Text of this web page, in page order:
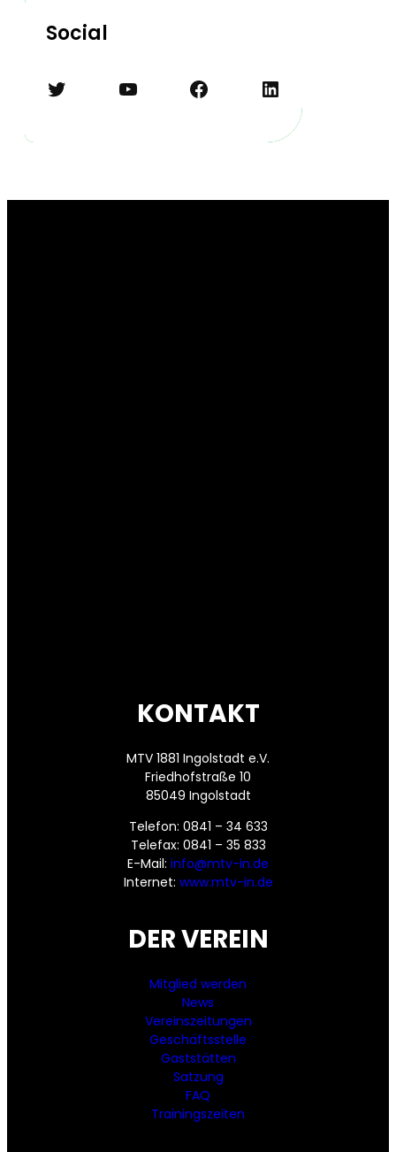
Social
Twitter YouTube Facebook LinkedIn
KONTAKT
MTV 1881 Ingolstadt e.V.
Friedhofstraße 10
85049 Ingolstadt
Telefon: 0841 – 34 633
Telefax: 0841 – 35 833
E-Mail: info@mtv-in.de
Internet: www.mtv-in.de
DER VEREIN
Mitglied werden
News
Vereinszeitungen
Geschäftsstelle
Gaststätten
Satzung
FAQ
Trainingszeiten